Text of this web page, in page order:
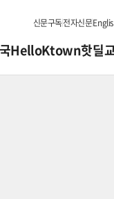
신문구독전자신문
HelloKtown핫딜